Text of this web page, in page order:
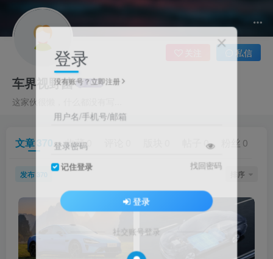
车界视野菌
这家伙很懒，什么都没有写...
私信
文章 收藏 0 粉丝 0
发布 排序
登录
没有账号？立即注册
用户名/手机号/邮箱
登录密码
记住登录 找回密码
登录
社交账号登录